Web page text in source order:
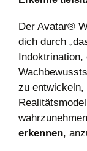
Der Avatar®
dich durch
Indoktrination,
zu entwickeln,
erkennen,